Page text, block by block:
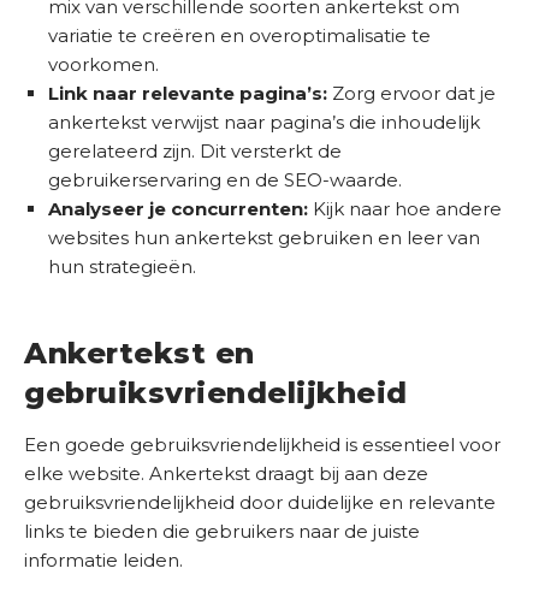
mix van verschillende soorten ankertekst om
variatie te creëren en overoptimalisatie te
voorkomen.
Link naar relevante pagina’s: Zorg ervoor dat je
ankertekst verwijst naar pagina’s die inhoudelijk
gerelateerd zijn. Dit versterkt de
gebruikerservaring en de SEO-waarde.
Analyseer je concurrenten: Kijk naar hoe andere
websites hun ankertekst gebruiken en leer van
hun strategieën.
Ankertekst en
gebruiksvriendelijkheid
Een goede gebruiksvriendelijkheid is essentieel voor
elke website. Ankertekst draagt bij aan deze
gebruiksvriendelijkheid door duidelijke en relevante
links te bieden die gebruikers naar de juiste
informatie leiden.